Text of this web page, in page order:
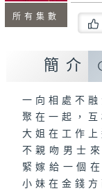
所有集數
簡介
一向相處不
聚在一起，
大姐在工作
不親吻男士
緊嫁給一個
小妹在金錢